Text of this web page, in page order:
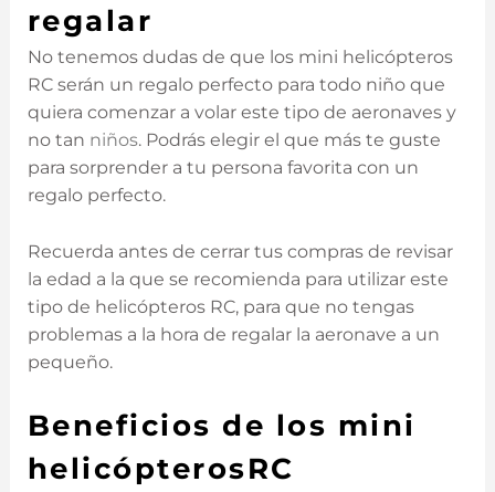
regalar
No tenemos dudas de que los mini helicópteros
RC serán un regalo perfecto para todo niño que
quiera comenzar a volar este tipo de aeronaves y
no tan niños. Podrás elegir el que más te guste
para sorprender a tu persona favorita con un
regalo perfecto.
Recuerda antes de cerrar tus compras de revisar
la edad a la que se recomienda para utilizar este
tipo de helicópteros RC, para que no tengas
problemas a la hora de regalar la aeronave a un
pequeño.
Beneficios de los mini
helicópterosRC